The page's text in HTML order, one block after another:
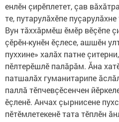
енлӗн çирӗплетет, çав
те, путарулăхӗпе
Вун тăххăрмӗш ӗмӗр вӗçӗпе
çӗрӗн-кунӗн ӗçлесе, ашшӗн
пуххине» халăх патне
пӗлтерӗшлӗ палăрăм. Ăна
патшалăх гуманитарипе
паллă тӗпчевçӗсенчен
ӗçленӗ. Анчах çырнисене
пӗтӗмлетекенӗ тата тӗплӗн